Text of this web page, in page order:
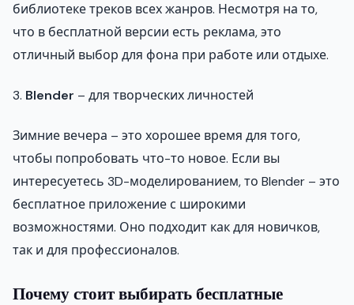
библиотеке треков всех жанров. Несмотря на то,
что в бесплатной версии есть реклама, это
отличный выбор для фона при работе или отдыхе.
3. Blender – для творческих личностей
Зимние вечера – это хорошее время для того,
чтобы попробовать что-то новое. Если вы
интересуетесь 3D-моделированием, то Blender – это
бесплатное приложение с широкими
возможностями. Оно подходит как для новичков,
так и для профессионалов.
Почему стоит выбирать бесплатные